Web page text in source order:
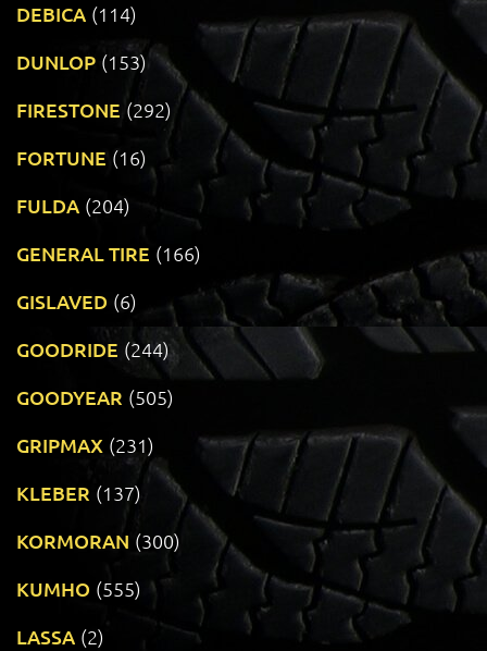
DEBICA (114)
DUNLOP (153)
FIRESTONE (292)
FORTUNE (16)
FULDA (204)
GENERAL TIRE (166)
GISLAVED (6)
GOODRIDE (244)
GOODYEAR (505)
GRIPMAX (231)
KLEBER (137)
KORMORAN (300)
KUMHO (555)
LASSA (2)